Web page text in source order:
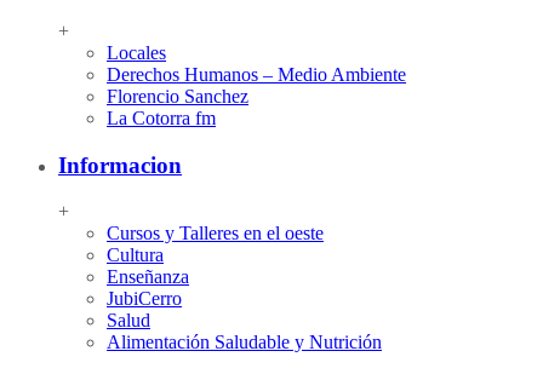
+
Locales
Derechos Humanos – Medio Ambiente
Florencio Sanchez
La Cotorra fm
Informacion
+
Cursos y Talleres en el oeste
Cultura
Enseñanza
JubiCerro
Salud
Alimentación Saludable y Nutrición